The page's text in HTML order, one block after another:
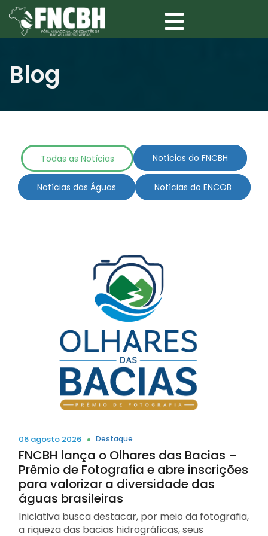
Blog
Todas as Notícias Notícias do FNCBH
Notícias das Águas Notícias do ENCOB
06 agosto 2026 Destaque
FNCBH lança o Olhares das Bacias –
Prêmio de Fotografia e abre inscrições
para valorizar a diversidade das
águas brasileiras
Iniciativa busca destacar, por meio da fotografia,
a riqueza das bacias hidrográficas, seus